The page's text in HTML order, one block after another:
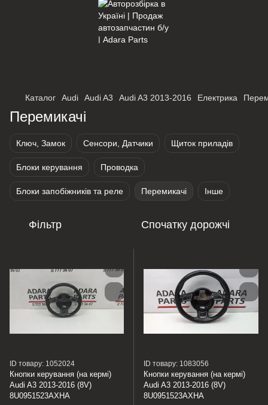
Оберіть мережу для переходу
Каталог Audi Audi A3 Audi A3 2013-2016 Електрика
Перемикачі
Ключ, Замок Сенсори, Датчики Щиток приладів
Блоки керування Проводка
Блоки запобіжників та реле Перемикачі Інше
Фільтр Спочатку дорожчі
ID товару: 1052024
Кнопки керування (на кермі)
Audi A3 2013-2016 (8V)
8U0951523AXHA
ID товару: 1083056
Кнопки керування (на кермі)
Audi A3 2013-2016 (8V)
8U0951523AXHA